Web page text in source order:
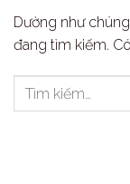
Dường như
đang tìm kiếm.